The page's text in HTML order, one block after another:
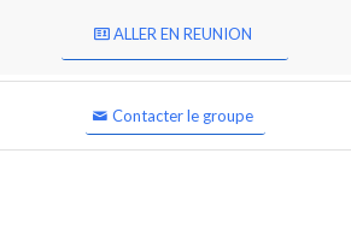
ALLER EN REUNION
Contacter le groupe